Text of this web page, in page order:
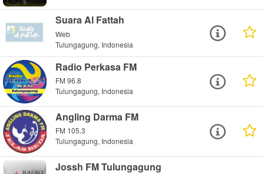
Suara Al Fattah
Web
Tulungagung, Indonesia
Radio Perkasa FM
FM 96.8
Tulungagung, Indonesia
Angling Darma FM
FM 105.3
Tulungagung, Indonesia
Jossh FM Tulungagung